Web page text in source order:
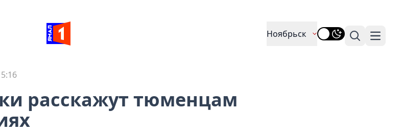
Ноябрьск
Поиск
расскажут тюменцам